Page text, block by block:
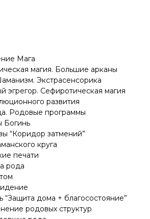
Мага
магия. Большие арканы
Экстрасенсорика
эгрегор. Сефиротическая магия
развития
Родовые программы
Богинь
“Коридор затмений”
круга
печати
рода
“Защита дома + благосостояние”
родовых структур